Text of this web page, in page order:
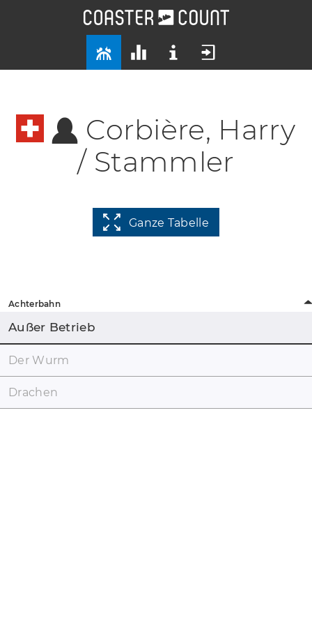
Corbière, Harry
/ Stammler
Ganze Tabelle
Achterbahn
Außer Betrieb
Der Wurm
Drachen